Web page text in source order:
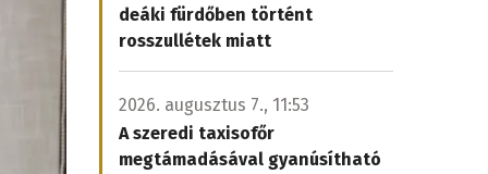
deáki fürdőben történt
rosszullétek miatt
2026. augusztus 7., 11:53
A szeredi taxisofőr
megtámadásával gyanúsítható